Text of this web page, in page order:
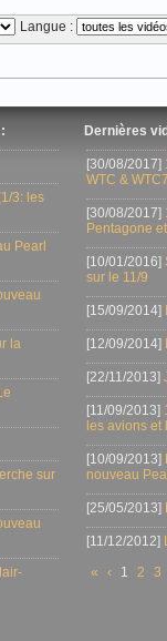
Langue :
3: les
Pearl
la
sur
Dernières
[30/08/2017]
WTC &
[30/08/2017]
Pentagone
[10/01/2016]
sur le 11/9
[15/09/2014]
[12/09/2014]
[22/11/2013]
[11/09/2013]
les avions
[10/09/2013]
nouveau
[25/05/2013]
[11/12/2012]
«
‹ 1 2 3